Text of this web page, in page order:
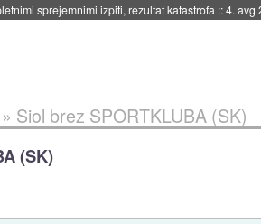
svojo raketo za večkratno uporabo::4. avg 2026
Siol brez SPORTKLUBA (SK)
(SK)